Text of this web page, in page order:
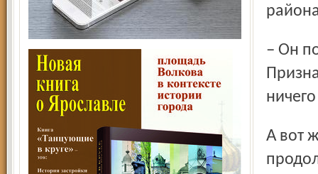
– Он показался мне напуганным, – рассказала она. –
А вот жители пострадавшего дома опасаются, что при